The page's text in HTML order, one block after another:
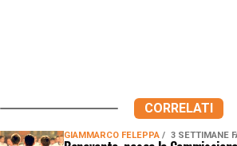
CORRELATI
GIAMMARCO FELEPPA 3 SETTIMANE